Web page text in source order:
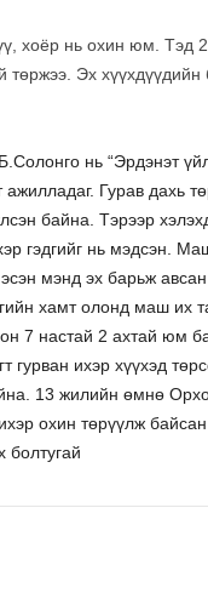
хоёр нь охин юм. Тэд
төржээ. Эх
нь “Эрдэнэт
Гурав дахь
байна. Тэрээр
гэдгийг нь мэдсэн.
мэнд эх барьж
хамт олонд маш их
7 настай 2 ахтай юм
гурван ихэр хүүхэд
13 жилийн өмнө
охин төрүүлж